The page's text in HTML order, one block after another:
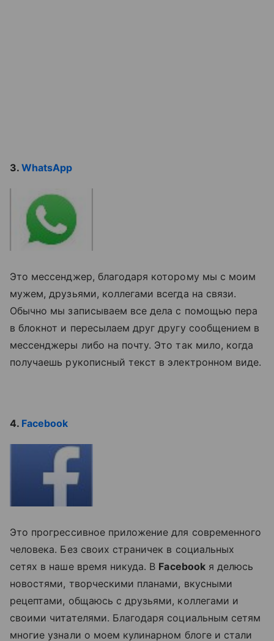
3.WhatsApp
Это мессенджер, благодаря которому мы с моим
мужем, друзьями, коллегами всегда на связи.
Обычно мы записываем все дела с помощью пера
в блокнот и пересылаем друг другу сообщением в
мессенджеры либо на почту. Это так мило, когда
получаешь рукописный текст в электронном виде.
4. Facebook
Это прогрессивное приложение для современного
человека. Без своих страничек в социальных
сетях в наше время никуда. В Facebookя делюсь
новостями, творческими планами, вкусными
рецептами, общаюсь с друзьями, коллегами и
своими читателями. Благодаря социальным сетям
многие узнали о моем кулинарном блоге и стали